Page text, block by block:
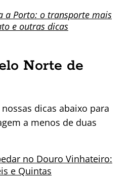
a Porto: o transporte mais
e outras dicas
Norte de
dicas abaixo para
a menos de duas
no Douro Vinhateiro:
e Quintas